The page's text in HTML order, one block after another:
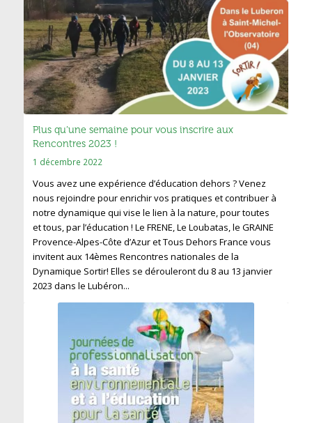
Plus qu’une semaine pour vous inscrire aux
Rencontres 2023 !
1 décembre 2022
Vous avez une expérience d’éducation dehors ? Venez
nous rejoindre pour enrichir vos pratiques et contribuer à
notre dynamique qui vise le lien à la nature, pour toutes
et tous, par l’éducation ! Le FRENE, Le Loubatas, le GRAINE
Provence-Alpes-Côte d’Azur et Tous Dehors France vous
invitent aux 14èmes Rencontres nationales de la
Dynamique Sortir! Elles se dérouleront du 8 au 13 janvier
2023 dans le Lubéron...